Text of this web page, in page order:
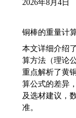
2026年8月4日
铜棒的重量计
本文详细介绍
算方法（理论
重点解析了黄
算公式的差异
及选材建议，
准。